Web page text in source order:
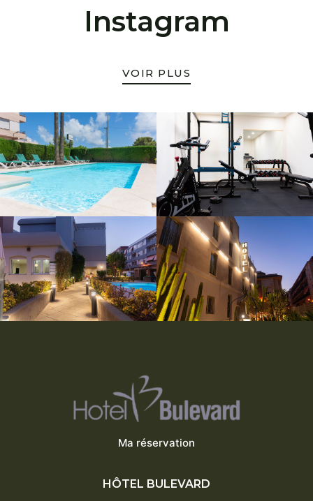
Instagram
VOIR PLUS
Ma réservation
HÔTEL BULEVARD